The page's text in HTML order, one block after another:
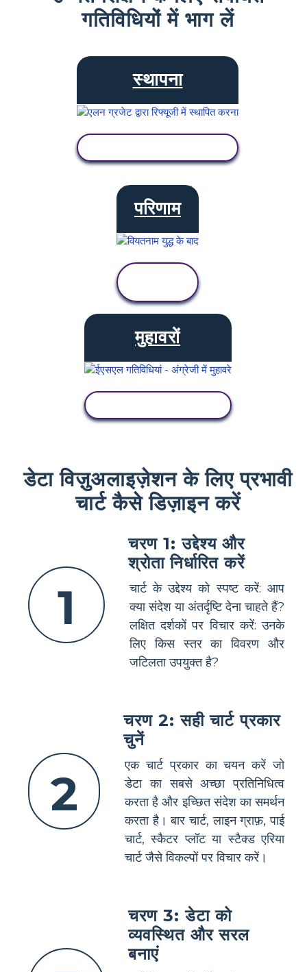
गतिविधियों में भाग लें
स्थापना
परिणाम
मुहावरों
डेटा विज़ुअलाइज़ेशन के लिए प्रभावी
चार्ट कैसे डिज़ाइन करें
1
चरण 1: उद्देश्य और
श्रोता निर्धारित करें
चार्ट के उद्देश्य को स्पष्ट करें: आप
क्या संदेश या अंतर्दृष्टि देना चाहते हैं?
लक्षित दर्शकों पर विचार करें: उनके
लिए किस स्तर का विवरण और
जटिलता उपयुक्त है?
2
चरण 2: सही चार्ट प्रकार
चुनें
एक चार्ट प्रकार का चयन करें जो
डेटा का सबसे अच्छा प्रतिनिधित्व
करता है और इच्छित संदेश का समर्थन
करता है। बार चार्ट, लाइन ग्राफ़, पाई
चार्ट, स्कैटर प्लॉट या स्टैक्ड एरिया
चार्ट जैसे विकल्पों पर विचार करें।
चरण 3: डेटा को
व्यवस्थित और सरल
बनाएं